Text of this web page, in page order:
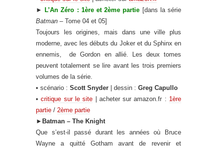
►
L’An Zéro : 1ère et 2ème partie [dans la série
Batman – Tome 04 et 05]
Toujours les origines, mais dans une ville plus
moderne, avec les débuts du Joker et du Sphinx en
ennemis, deGordon en allié. Les deux tomes
peuvent totalement se lire avant les trois premiers
volumes de la série.
• scénario : Scott Snyder | dessin : Greg Capullo
•critique sur le site | acheter sur amazon.fr : 1ère
partie / 2ème partie
► Batman – The Knight
Que s’est-il passé durant les années où Bruce
Wayne a quitté Gotham avant de revenir et